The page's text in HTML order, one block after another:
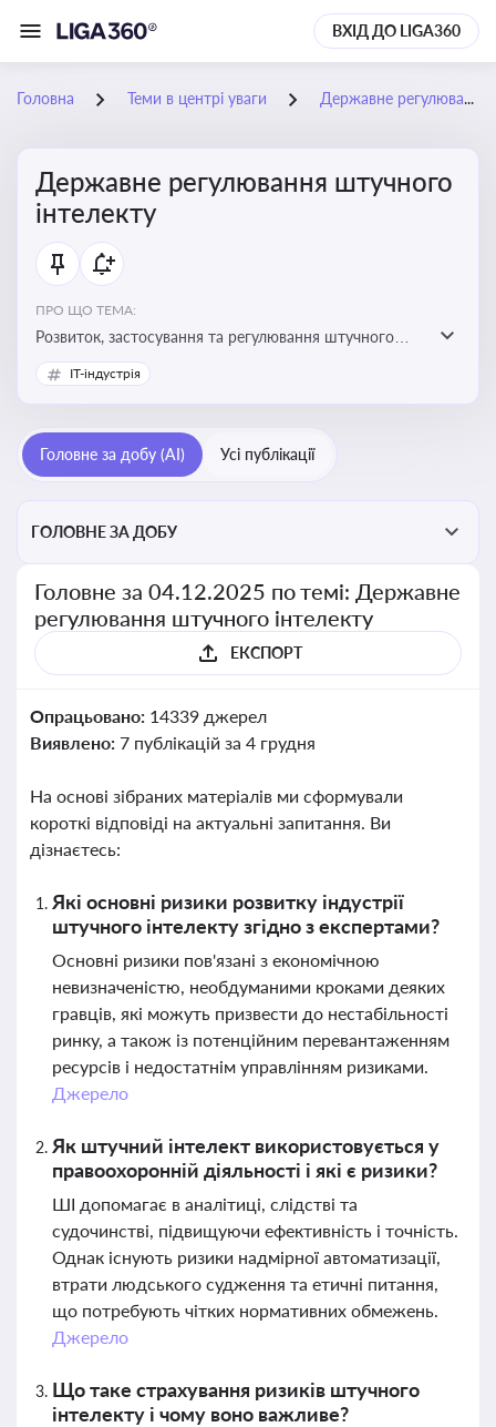
ВХІД ДО LIGA360
Головна Теми в центрі уваги Державне регулювання штучного інтелекту
Державне регулювання штучного
інтелекту
ПРО ЩО ТЕМА:
Розвиток, застосування та регулювання штучного
інтелекту в різних сферах — від управління бізнесом
до державного сектора
IT-індустрія
Головне за добу (AI) Усі публікації
ГОЛОВНЕ ЗА ДОБУ
Головне за 04.12.2025 по темі: Державне
регулювання штучного інтелекту
ЕКСПОРТ
Опрацьовано: 14339 джерел
Виявлено: 7 публікацій за 4 грудня
На основі зібраних матеріалів ми сформували
короткі відповіді на актуальні запитання. Ви
дізнаєтесь:
Які основні ризики розвитку індустрії
штучного інтелекту згідно з експертами?
Основні ризики пов'язані з економічною
невизначеністю, необдуманими кроками деяких
гравців, які можуть призвести до нестабільності
ринку, а також із потенційним перевантаженням
ресурсів і недостатнім управлінням ризиками.
Джерело
Як штучний інтелект використовується у
правоохоронній діяльності і які є ризики?
ШІ допомагає в аналітиці, слідстві та
судочинстві, підвищуючи ефективність і точність.
Однак існують ризики надмірної автоматизації,
втрати людського судження та етичні питання,
що потребують чітких нормативних обмежень.
Джерело
Що таке страхування ризиків штучного
інтелекту і чому воно важливе?